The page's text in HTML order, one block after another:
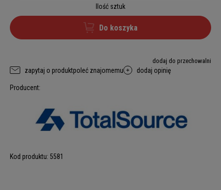
Ilość sztuk
Do koszyka
dodaj do przechowalni
zapytaj o produktpoleć znajomemu dodaj opinię
Producent:
Kod produktu: 5581